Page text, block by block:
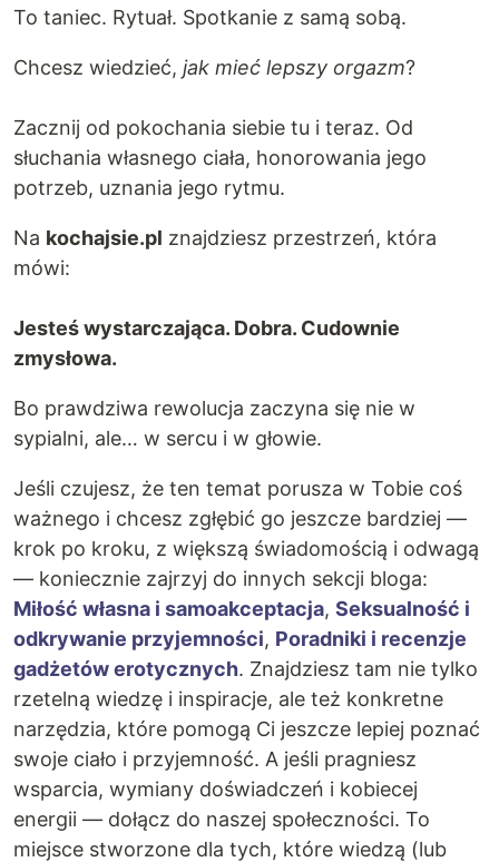
To taniec. Rytuał. Spotkanie z samą sobą.
Chcesz wiedzieć, jak mieć lepszy orgazm?
Zacznij od pokochania siebie tu i teraz. Od
słuchania własnego ciała, honorowania jego
potrzeb, uznania jego rytmu.
Na kochajsie.pl znajdziesz przestrzeń, która
mówi:
Jesteś wystarczająca. Dobra. Cudownie
zmysłowa.
Bo prawdziwa rewolucja zaczyna się nie w
sypialni, ale… w sercu i w głowie.
Jeśli czujesz, że ten temat porusza w Tobie coś
ważnego i chcesz zgłębić go jeszcze bardziej —
krok po kroku, z większą świadomością i odwagą
— koniecznie zajrzyj do innych sekcji bloga:
Miłość własna i samoakceptacja, Seksualność i
odkrywanie przyjemności, Poradniki i recenzje
gadżetów erotycznych. Znajdziesz tam nie tylko
rzetelną wiedzę i inspiracje, ale też konkretne
narzędzia, które pomogą Ci jeszcze lepiej poznać
swoje ciało i przyjemność. A jeśli pragniesz
wsparcia, wymiany doświadczeń i kobiecej
energii — dołącz do naszej społeczności. To
miejsce stworzone dla tych, które wiedzą (lub